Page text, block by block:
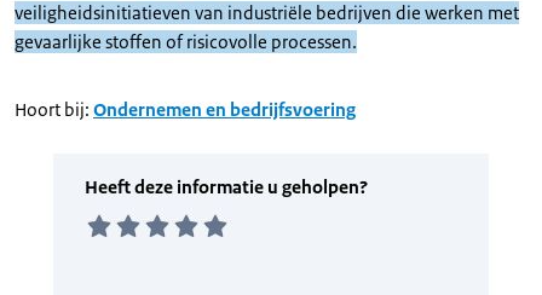
veiligheidsinitiatieven van industriële bedrijven die werken met
gevaarlijke stoffen of risicovolle processen.
Hoort bij: Ondernemen en bedrijfsvoering